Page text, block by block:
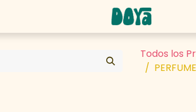
Todos los